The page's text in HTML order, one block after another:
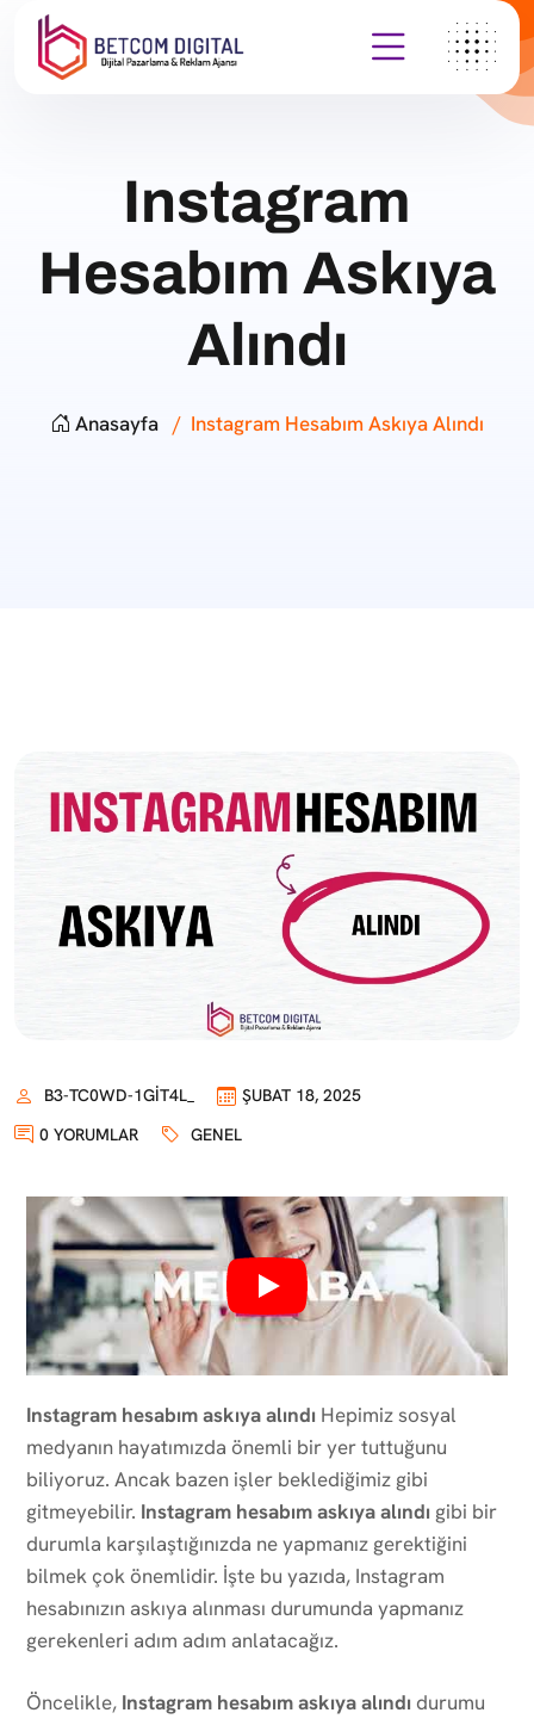
Instagram
Hesabım Askıya
Alındı
Anasayfa Instagram Hesabım Askıya Alındı
B3-TC0WD-1GIT4L_
ŞUBAT 18, 2025
0 YORUMLAR
GENEL
Instagram hesabım askıya alındı Hepimiz sosyal
medyanın hayatımızda önemli bir yer tuttuğunu
biliyoruz. Ancak bazen işler beklediğimiz gibi
gitmeyebilir. Instagram hesabım askıya alındı gibi bir
durumla karşılaştığınızda ne yapmanız gerektiğini
bilmek çok önemlidir. İşte bu yazıda, Instagram
hesabınızın askıya alınması durumunda yapmanız
gerekenleri adım adım anlatacağız.
Öncelikle, Instagram hesabım askıya alındı durumu